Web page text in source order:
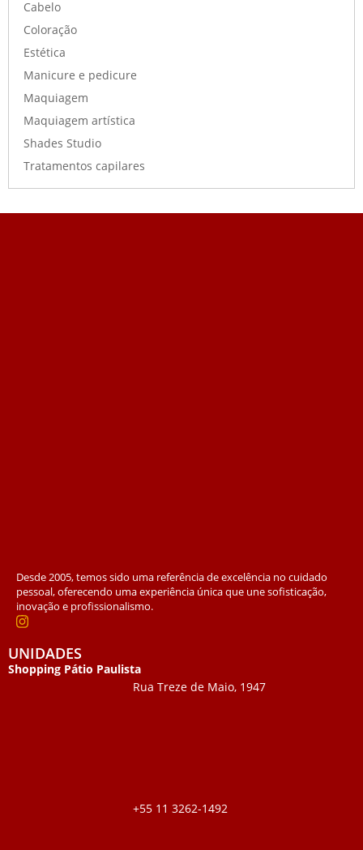
Cabelo
Coloração
Estética
Manicure e pedicure
Maquiagem
Maquiagem artística
Shades Studio
Tratamentos capilares
Desde 2005, temos sido uma referência de excelência no cuidado
pessoal, oferecendo uma experiência única que une sofisticação,
inovação e profissionalismo.
UNIDADES
Shopping Pátio Paulista
Rua Treze de Maio, 1947
+55 11 3262-1492